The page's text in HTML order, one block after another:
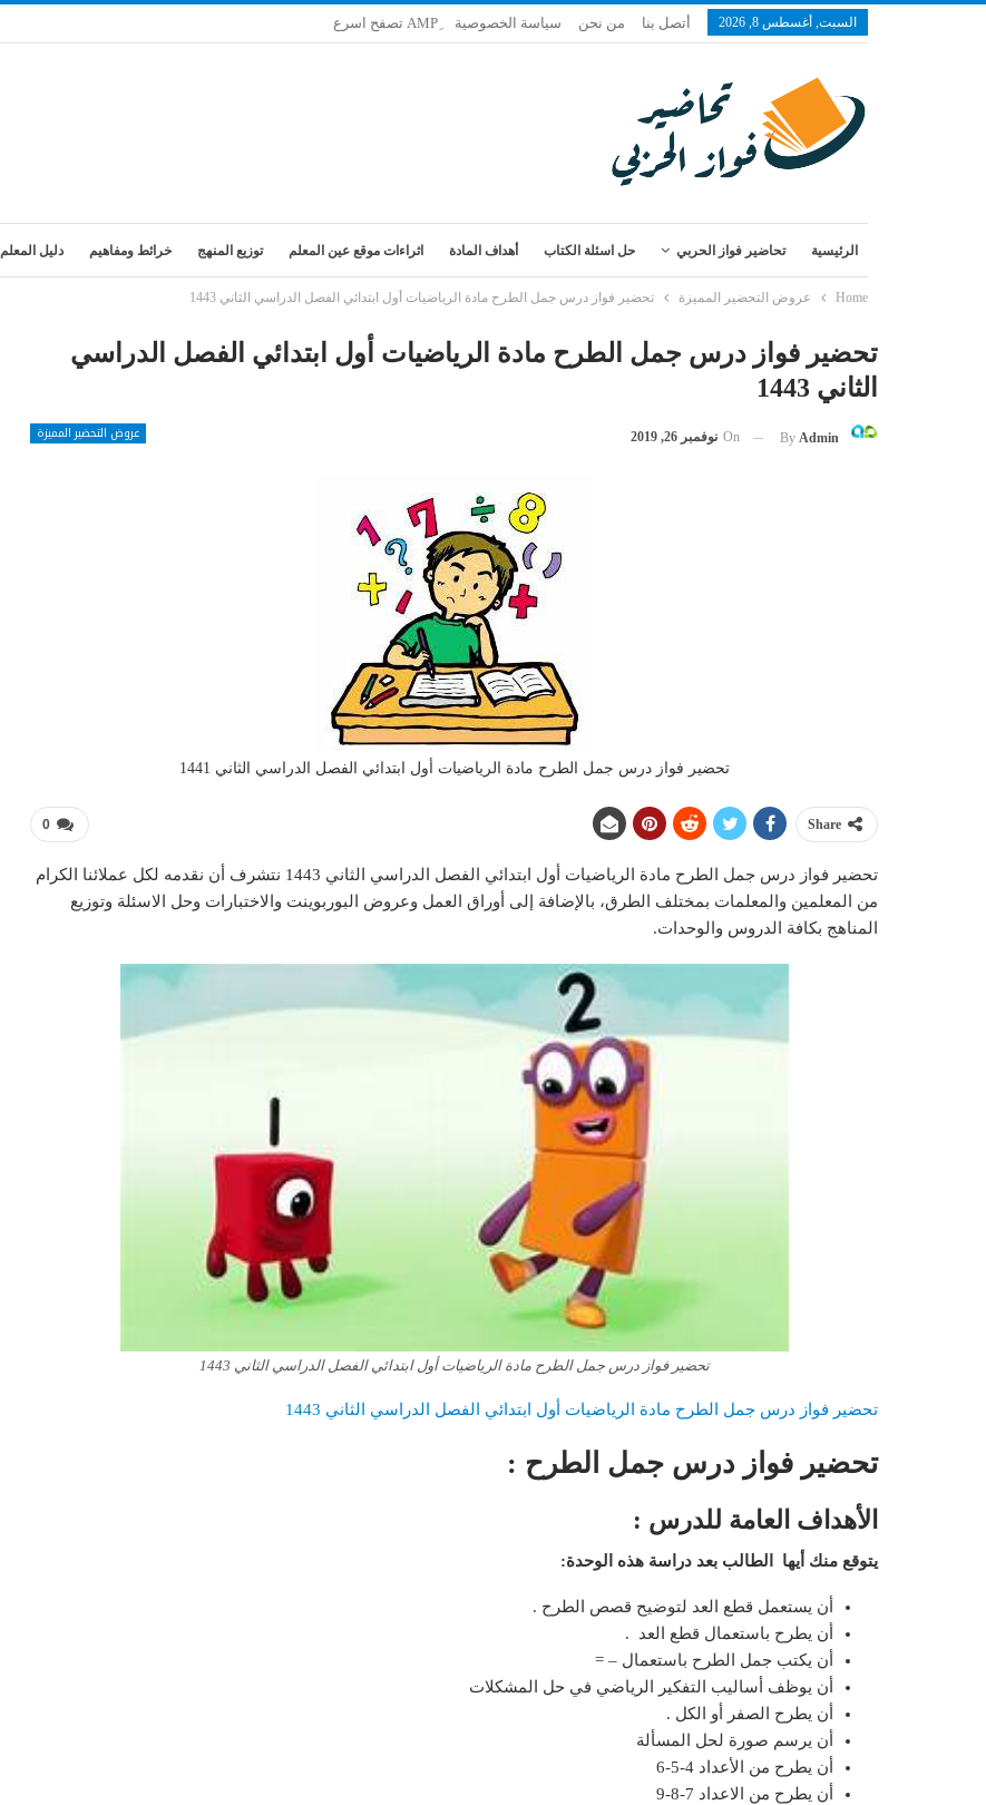
السبت, أغسطس 8, 2026 أتصل بنا من نحن سياسة الخصوصية
الرئيسية تحاضير فواز الحربي حل اسئلة الكتاب أهداف المادة اثراءات موقع عين المعلم توزيع المنهج خرائط ومفاهيم دليل المعلم
Home عروض التحضير المميزة تحضير فواز درس جمل الطرح مادة الرياضيات أول ابتدائي الفصل الدراسي الثاني 1443
تحضير فواز درس جمل الطرح مادة الرياضيات أول ابتدائي الفصل الدراسي
الثاني 1443
عروض التحضير المميزة By Admin
On نوفمبر 26, 2019
تحضير فواز درس جمل الطرح مادة الرياضيات أول ابتدائي الفصل الدراسي الثاني 1441
0 Share
تحضير فواز درس جمل الطرح مادة الرياضيات أول ابتدائي الفصل الدراسي الثاني 1443 نتشرف أن نقدمه لكل عملائنا الكرام
من المعلمين والمعلمات بمختلف الطرق، بالإضافة إلى أوراق العمل وعروض البوربوينت والاختبارات وحل الاسئلة وتوزيع
المناهج بكافة الدروس والوحدات.
تحضير فواز درس جمل الطرح مادة الرياضيات أول ابتدائي الفصل الدراسي الثاني 1443
تحضير فواز درس جمل الطرح مادة الرياضيات أول ابتدائي الفصل الدراسي الثاني 1443
تحضير فواز درس جمل الطرح :
الأهداف العامة للدرس :
يتوقع منك أيها الطالب بعد دراسة هذه الوحدة:
أن يستعمل قطع العد لتوضيح قصص الطرح .
أن يطرح باستعمال قطع العد .
أن يكتب جمل الطرح باستعمال – =
أن يوظف أساليب التفكير الرياضي في حل المشكلات
أن يطرح الصفر أو الكل .
أن يرسم صورة لحل المسألة
أن يطرح من الأعداد 4-5-6
أن يطرح من الاعداد 7-8-9